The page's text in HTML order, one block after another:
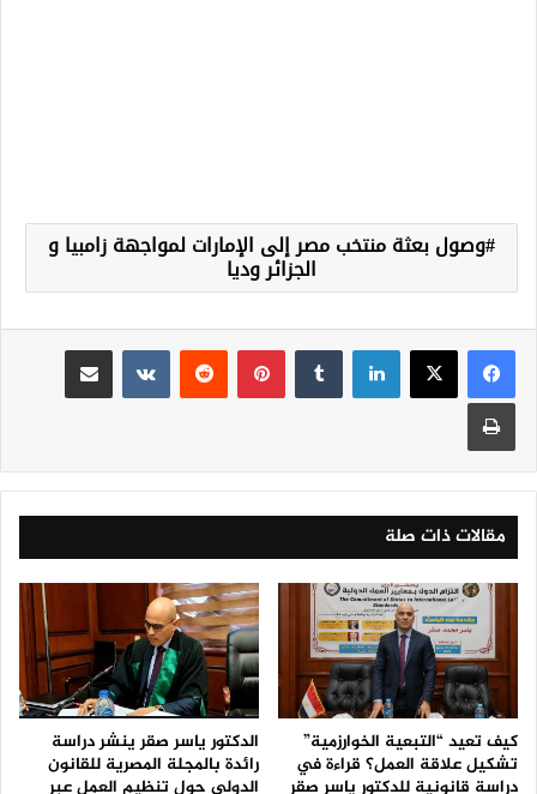
وصول بعثة منتخب مصر إلى الإمارات لمواجهة زامبيا و
الجزائر وديا
لينكدإن بينتيريست
مقالات ذات صلة
كيف تعيد “التبعية الخوارزمية”
تشكيل علاقة العمل؟ قراءة في
دراسة قانونية للدكتور ياسر صقر
الدكتور ياسر صقر ينشر دراسة
رائدة بالمجلة المصرية للقانون
الدولي حول تنظيم العمل عبر